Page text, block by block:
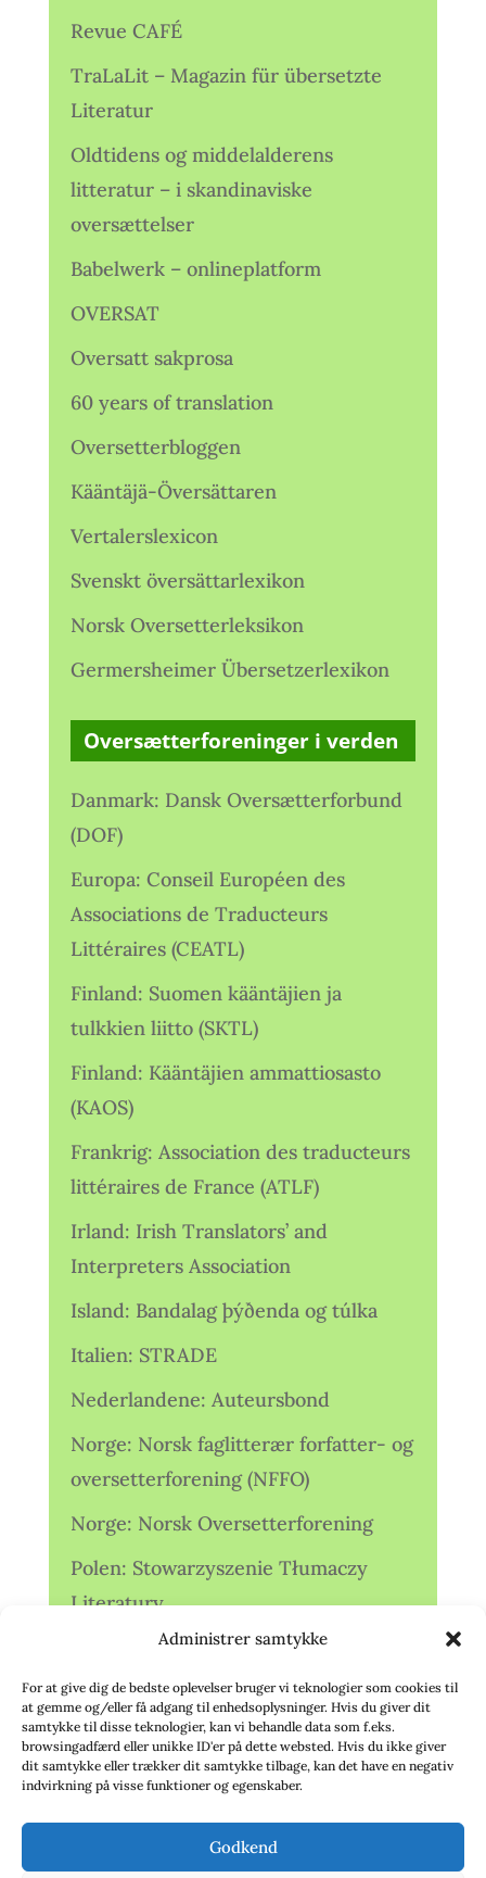
Administrer samtykke
For at give dig de bedste oplevelser bruger vi teknologier som cookies til
at gemme og/eller få adgang til enhedsoplysninger. Hvis du giver dit
samtykke til disse teknologier, kan vi behandle data som f.eks.
browsingadfærd eller unikke ID'er på dette websted. Hvis du ikke giver
dit samtykke eller trækker dit samtykke tilbage, kan det have en negativ
indvirkning på visse funktioner og egenskaber.
Godkend
Revue CAFÉ
TraLaLit – Magazin für übersetzte
Literatur
Oldtidens og middelalderens
litteratur – i skandinaviske
oversættelser
Babelwerk – onlineplatform
OVERSAT
Oversatt sakprosa
60 years of translation
Oversetterbloggen
Kääntäjä-Översättaren
Vertalerslexicon
Svenskt översättarlexikon
Norsk Oversetterleksikon
Germersheimer Übersetzerlexikon
Oversætterforeninger i verden
Danmark: Dansk Oversætterforbund
(DOF)
Europa: Conseil Européen des
Associations de Traducteurs
Littéraires (CEATL)
Finland: Suomen kääntäjien ja
tulkkien liitto (SKTL)
Finland: Kääntäjien ammattiosasto
(KAOS)
Frankrig: Association des traducteurs
littéraires de France (ATLF)
Irland: Irish Translators’ and
Interpreters Association
Island: Bandalag þýðenda og túlka
Italien: STRADE
Nederlandene: Auteursbond
Norge: Norsk faglitterær forfatter- og
oversetterforening (NFFO)
Norge: Norsk Oversetterforening
Polen: Stowarzyszenie Tłumaczy
Literatury
Storbritannien: Translators
Association (TA)
Sverige: Översättarsektionen (Ö.)
Sverige: Översättarcentrum (ÖC)
deutschsprachiger Übersetzer (VdÜ)